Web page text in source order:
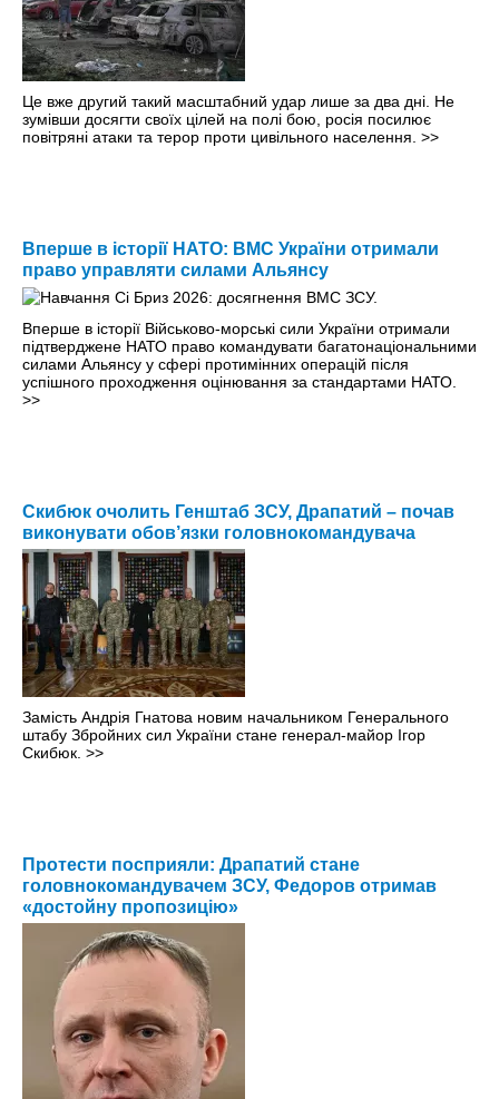
Це вже другий такий масштабний удар лише за два дні. Не
зумівши досягти своїх цілей на полі бою, росія посилює
повітряні атаки та терор проти цивільного населення. >>
Вперше в історії НАТО: ВМС України отримали
право управляти силами Альянсу
Вперше в історії Військово-морські сили України отримали
підтверджене НАТО право командувати багатонаціональними
силами Альянсу у сфері протимінних операцій після
успішного проходження оцінювання за стандартами НАТО.
>>
Скибюк очолить Генштаб ЗСУ, Драпатий – почав
виконувати обов’язки головнокомандувача
Замість Андрія Гнатова новим начальником Генерального
штабу Збройних сил України стане генерал-майор Ігор
Скибюк. >>
Протести посприяли: Драпатий стане
головнокомандувачем ЗСУ, Федоров отримав
«достойну пропозицію»